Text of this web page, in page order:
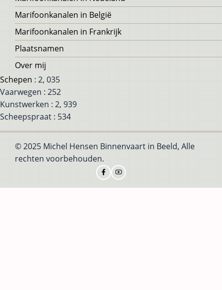
Marifoonkanalen in België
Marifoonkanalen in Frankrijk
Plaatsnamen
Over mij
Schepen : 2, 035
Vaarwegen : 252
Kunstwerken : 2, 939
Scheepspraat : 534
© 2025 Michel Hensen Binnenvaart in Beeld, Alle
rechten voorbehouden.